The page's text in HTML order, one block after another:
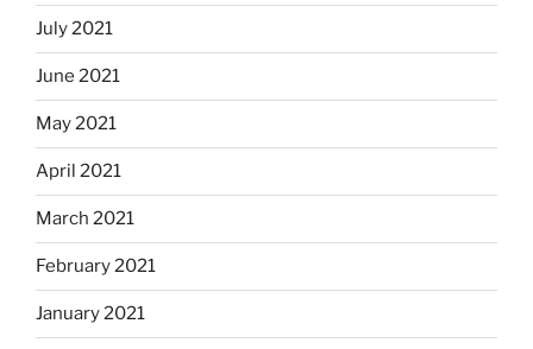
July 2021
June 2021
May 2021
April 2021
March 2021
February 2021
January 2021